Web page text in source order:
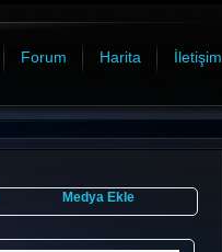
Forum Harita İletişim
Medya Ekle